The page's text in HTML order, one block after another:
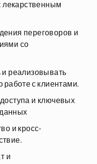
лекарственным
переговоров и
со
реализовывать
работе с клиентами.
и ключевых
и кросс-
и